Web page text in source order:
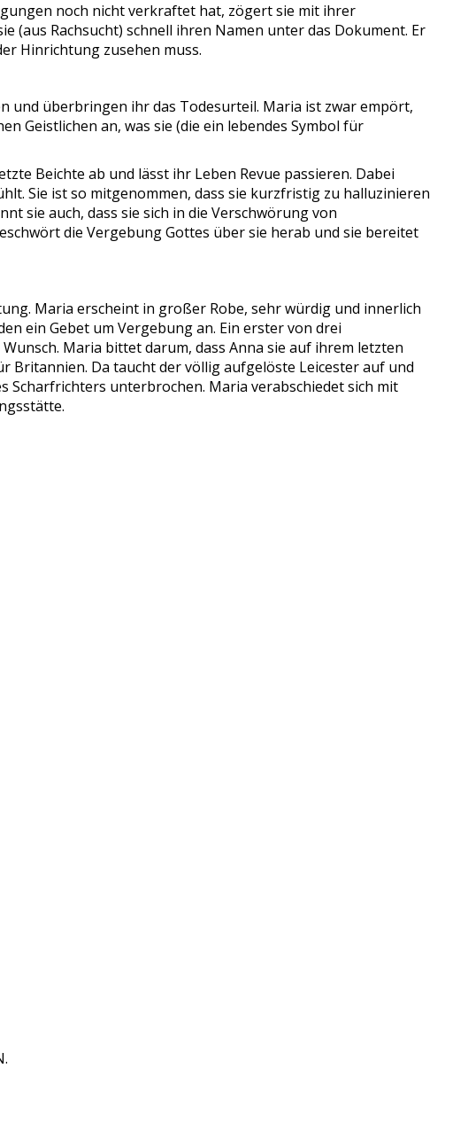
noch nicht verkraftet hat, zögert sie mit ihrer
(aus Rachsucht) schnell ihren Namen unter das Dokument. Er
Hinrichtung zusehen muss.
und überbringen ihr das Todesurteil. Maria ist zwar empört,
Geistlichen an, was sie (die ein lebendes Symbol für
Beichte ab und lässt ihr Leben Revue passieren. Dabei
Sie ist so mitgenommen, dass sie kurzfristig zu halluzinieren
sie auch, dass sie sich in die Verschwörung von
die Vergebung Gottes über sie herab und sie bereitet
Maria erscheint in großer Robe, sehr würdig und innerlich
ein Gebet um Vergebung an. Ein erster von drei
Maria bittet darum, dass Anna sie auf ihrem letzten
Britannien. Da taucht der völlig aufgelöste Leicester auf und
Scharfrichters unterbrochen. Maria verabschiedet sich mit